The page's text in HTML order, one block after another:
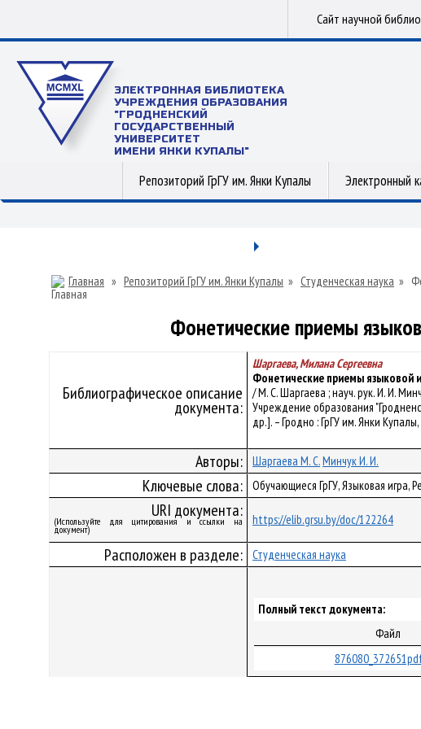
Сайт научной
ЭЛЕКТРОННАЯ БИБЛИОТЕКА
УЧРЕЖДЕНИЯ ОБРАЗОВАНИЯ
"ГРОДНЕНСКИЙ
ГОСУДАРСТВЕННЫЙ
УНИВЕРСИТЕТ
ИМЕНИ ЯНКИ КУПАЛЫ"
Репозиторий ГрГУ им. Янки Купалы Электронный
Главная » Репозиторий ГрГУ им. Янки Купалы » Студенческая наука »
Фонетические приемы
Библиографическое описание
документа:
Шаргаева, Милана Сергеевна
Фонетические приемы языковой
/ М. С. Шаргаева ; науч. рук. И. И.
Учреждение образования
др.]. – Гродно : ГрГУ им. Янки
Авторы: Шаргаева М. С.Минчук И. И.
Ключевые слова: Обучающиеся ГрГУ, Языковая игра,
URI документа:
(Используйте для цитирования и ссылки на
документ)
https://elib.grsu.by/doc/122264
Расположен в разделе: Студенческая наука
Полный текст документа:
Файл